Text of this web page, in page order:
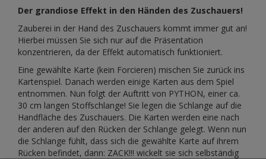
Der grandiose Effekt in den Händen des Zuschauers!
Zauberei in der Hand des Zuschauers kommt immer gut an!
Hierbei müssen Sie sich nur auf die Präsentation
konzentrieren, da der Effekt automatisch funktioniert.
Eine gewählte Karte (kein Forcieren) mischen Sie zurück ins
Kartenspiel. Danach werden einige Karten aus dem Spiel
entnommen. Nun folgt der Auftritt von PYTHON, einer ca.
30 cm langen Stoffschlange! Sie legen die Schlange auf die
Handfläche des Zuschauers. Die Karten werden eine nach
der anderen auf den Rücken der Schlange gelegt. Wenn nun
die Schlange fühlt, dass sich die gewählte Karte auf ihrem
Rücken befindet, dann: ZACK!!! wickelt sie sich selbständig